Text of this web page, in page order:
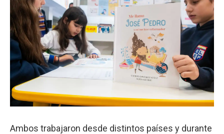
Ambos trabajaron desde distintos países y durante